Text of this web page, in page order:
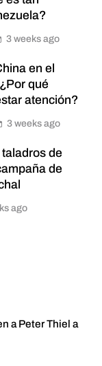
3 weeks ago
en el
qué
atención?
3 weeks ago
de
de
ago
a Peter Thiel a